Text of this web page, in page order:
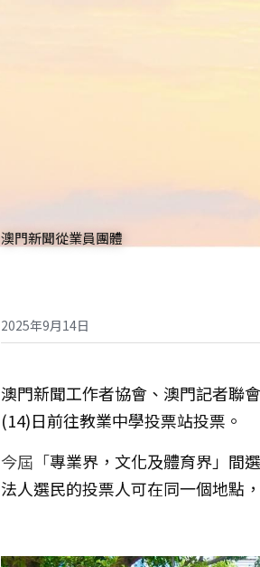
澳門新聞從業員團體
2025年9月14日
澳門新聞工作者協會、澳門記者聯
(14)日前往教業中學投票站投票。
今屆「專業界，文化及體育界」間
法人選民的投票人可在同一個地點